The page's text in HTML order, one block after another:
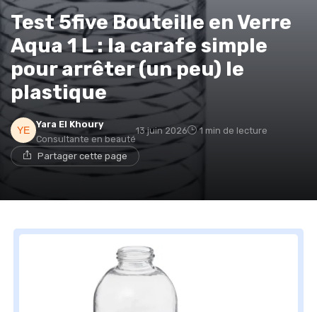
Test 5five Bouteille en Verre
Aqua 1 L : la carafe simple
pour arrêter (un peu) le
plastique
Yara El Khoury
Consultante en beauté
13 juin 2026 1 min de lecture
Partager cette page